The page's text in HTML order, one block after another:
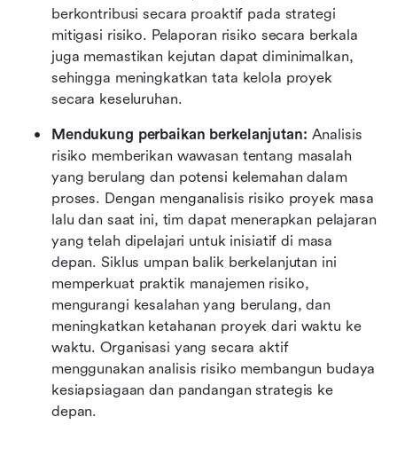
berkontribusi secara proaktif pada strategi
mitigasi risiko. Pelaporan risiko secara berkala
juga memastikan kejutan dapat diminimalkan,
sehingga meningkatkan tata kelola proyek
secara keseluruhan.
Mendukung perbaikan berkelanjutan: Analisis
risiko memberikan wawasan tentang masalah
yang berulang dan potensi kelemahan dalam
proses. Dengan menganalisis risiko proyek masa
lalu dan saat ini, tim dapat menerapkan pelajaran
yang telah dipelajari untuk inisiatif di masa
depan. Siklus umpan balik berkelanjutan ini
memperkuat praktik manajemen risiko,
mengurangi kesalahan yang berulang, dan
meningkatkan ketahanan proyek dari waktu ke
waktu. Organisasi yang secara aktif
menggunakan analisis risiko membangun budaya
kesiapsiagaan dan pandangan strategis ke
depan.